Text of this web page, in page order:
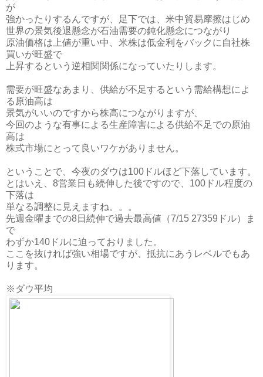
が
強かったりするんですが、足下では、米中貿易摩擦はじめ
世界の景気後退懸念が石油需要の鈍化懸念につながり
原油価格は上値が重い中、米株は低金利をバックに自社株
買いが旺盛で
上昇するという逆相関関係になっていたりします。
需要が旺盛なあまり、供給が不足するという需給構想によ
る原油高は
景気がいいのですから株高につながりますが、
今回のような有事による生産障害による供給不足での原油
高は
株式市場にとって良いワケがありません。
ということで、今夜のダウは100ドルほど下落しています。
とはいえ、8営業日も続伸した後ですので、100ドル程度の
下落は
単なる調整に見えますね。。。
先週金曜までの8日続伸で過去最高値（7/15 27359ドル）ま
で
わずか140ドルに迫っておりました。
ここを抜ければ強い相場ですが、抵抗にあうレベルでもあ
ります。
※ダウ平均